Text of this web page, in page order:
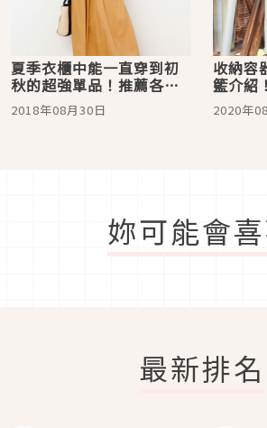
夏季衣櫃中能一直穿到初
秋的超強單品！推薦各色
日系連身洋裝
2018年08月30日
收納容
籃介紹
的收納
2020年
妳可能會
最新排名